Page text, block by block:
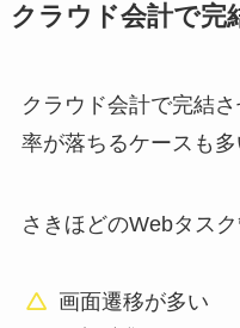
クラウド会計で完
クラウド会計で完結
率が落ちるケースも多
さきほどのWebタス
画面遷移が多い